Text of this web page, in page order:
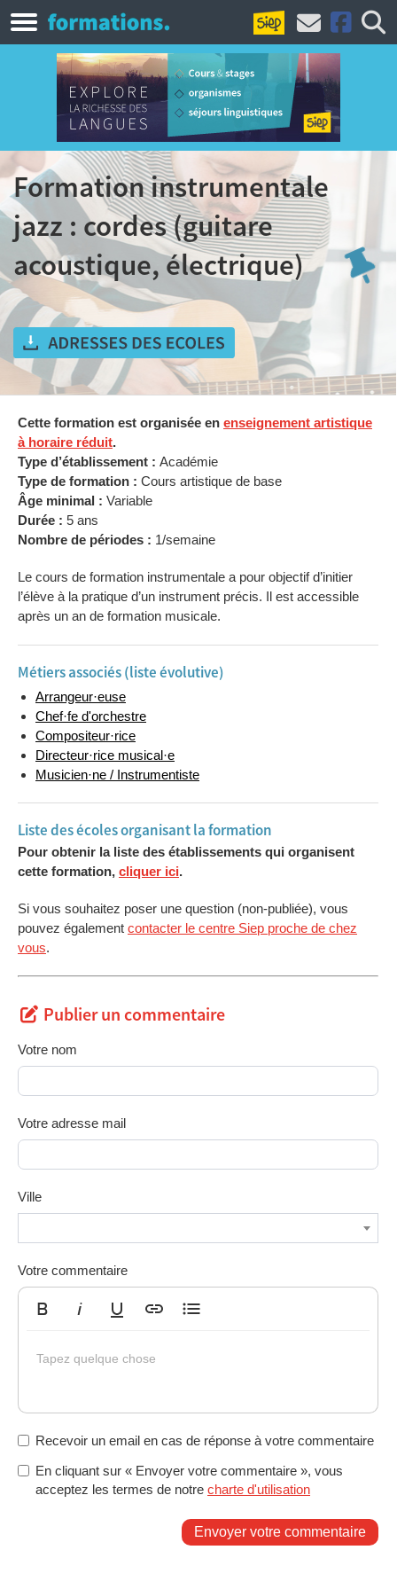
Formation instrumentale
jazz : cordes (guitare
acoustique, électrique)
Cette formation est organisée en enseignement artistique
à horaire réduit.
Type d’établissement : Académie
Type de formation : Cours artistique de base
Âge minimal : Variable
Durée : 5 ans
Nombre de périodes : 1/semaine
Le cours de formation instrumentale a pour objectif d’initier
l’élève à la pratique d’un instrument précis. Il est accessible
après un an de formation musicale.
Métiers associés (liste évolutive)
Arrangeur·euse
Chef·fe d'orchestre
Compositeur·rice
Directeur·rice musical·e
Musicien·ne / Instrumentiste
Liste des écoles organisant la formation
Pour obtenir la liste des établissements qui organisent
cette formation, cliquer ici.
Si vous souhaitez poser une question (non-publiée), vous
pouvez également contacter le centre Siep proche de chez
vous.
Publier un commentaire
Votre nom
Votre adresse mail
Ville
Votre commentaire
Tapez quelque chose
Recevoir un email en cas de réponse à votre commentaire
En cliquant sur « Envoyer votre commentaire », vous
acceptez les termes de notre charte d'utilisation
Envoyer votre commentaire